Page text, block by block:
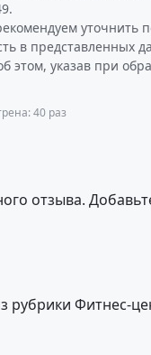
уточнить
в представленных
этом, указав при
40 раз
отзыва.
рубрики Фитнес-